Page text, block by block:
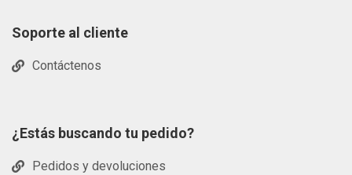
Soporte al cliente
Contáctenos
¿Estás buscando tu pedido?
Pedidos y devoluciones